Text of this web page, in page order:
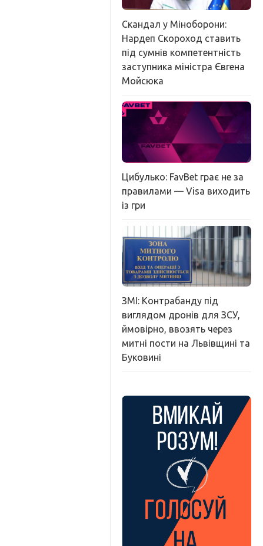
Скандал у Міноборони:
Нардеп Скороход ставить
під сумнів компетентність
заступника міністра Євгена
Мойсюка
Цибулько: FavBet грає не за
правилами — Visa виходить
із гри
ЗМІ: Контрабанду під
виглядом дронів для ЗСУ,
ймовірно, ввозять через
митні пости на Львівщині та
Буковині